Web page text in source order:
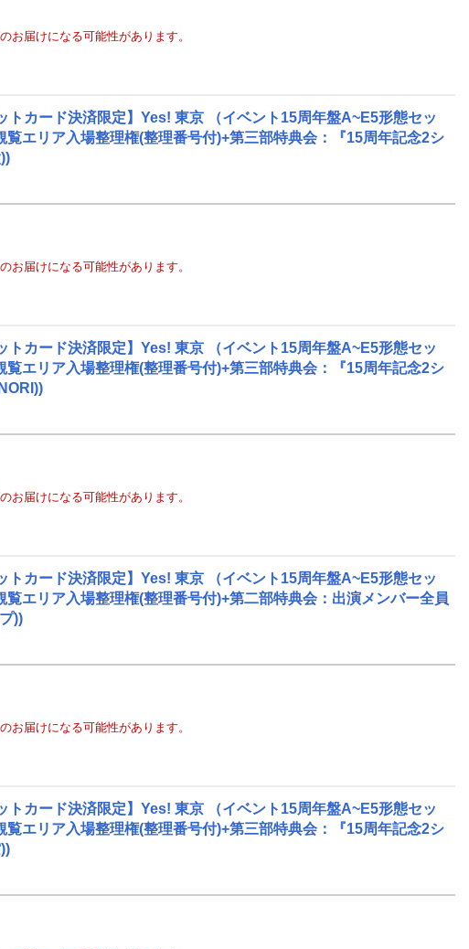
お届けになる可能性があります。
トカード決済限定】Yes! 東京 （イベント15周年盤A~E5形態セッ
覧エリア入場整理権(整理番号付)+第三部特典会：『15周年記念2シ
お届けになる可能性があります。
トカード決済限定】Yes! 東京 （イベント15周年盤A~E5形態セッ
覧エリア入場整理権(整理番号付)+第三部特典会：『15周年記念2シ
お届けになる可能性があります。
トカード決済限定】Yes! 東京 （イベント15周年盤A~E5形態セッ
覧エリア入場整理権(整理番号付)+第二部特典会：出演メンバー全員
))
お届けになる可能性があります。
トカード決済限定】Yes! 東京 （イベント15周年盤A~E5形態セッ
覧エリア入場整理権(整理番号付)+第三部特典会：『15周年記念2シ